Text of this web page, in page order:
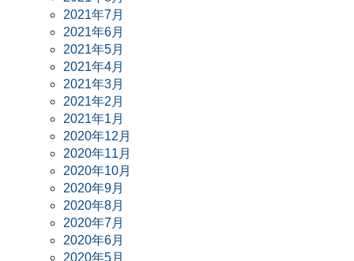
2021年7月
2021年6月
2021年5月
2021年4月
2021年3月
2021年2月
2021年1月
2020年12月
2020年11月
2020年10月
2020年9月
2020年8月
2020年7月
2020年6月
2020年5月